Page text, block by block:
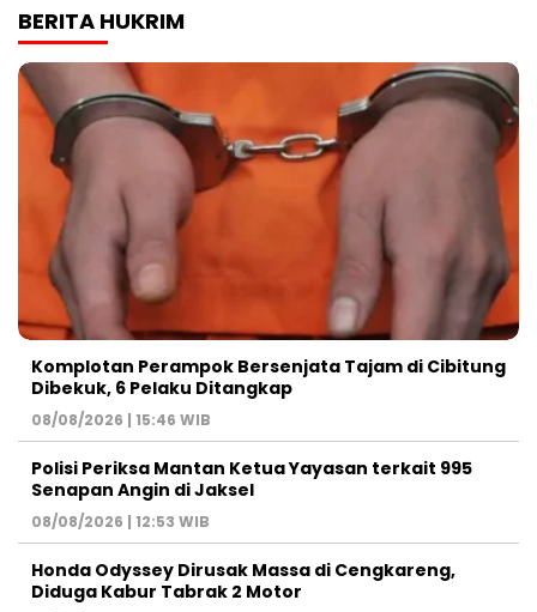
BERITA HUKRIM
Komplotan Perampok Bersenjata Tajam di Cibitung
Dibekuk, 6 Pelaku Ditangkap
08/08/2026 | 15:46 WIB
Polisi Periksa Mantan Ketua Yayasan terkait 995
Senapan Angin di Jaksel
08/08/2026 | 12:53 WIB
Honda Odyssey Dirusak Massa di Cengkareng,
Diduga Kabur Tabrak 2 Motor